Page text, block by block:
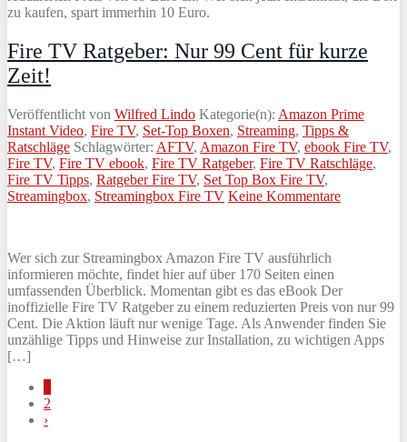
zu kaufen, spart immerhin 10 Euro.
Fire TV Ratgeber: Nur 99 Cent für kurze
Zeit!
Veröffentlicht von Wilfred Lindo Kategorie(n): Amazon Prime
Instant Video, Fire TV, Set-Top Boxen, Streaming, Tipps &
Ratschläge Schlagwörter: AFTV, Amazon Fire TV, ebook Fire TV,
Fire TV, Fire TV ebook, Fire TV Ratgeber, Fire TV Ratschläge,
Fire TV Tipps, Ratgeber Fire TV, Set Top Box Fire TV,
Streamingbox, Streamingbox Fire TV Keine Kommentare
Wer sich zur Streamingbox Amazon Fire TV ausführlich
informieren möchte, findet hier auf über 170 Seiten einen
umfassenden Überblick. Momentan gibt es das eBook Der
inoffizielle Fire TV Ratgeber zu einem reduzierten Preis von nur 99
Cent. Die Aktion läuft nur wenige Tage. Als Anwender finden Sie
unzählige Tipps und Hinweise zur Installation, zu wichtigen Apps
[…]
2
›